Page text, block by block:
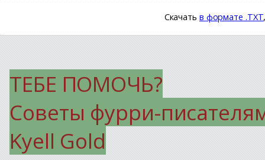
Скачать в формате .TXT
ТЕБЕ ПОМОЧЬ?
Советы фурри-
Kyell Gold